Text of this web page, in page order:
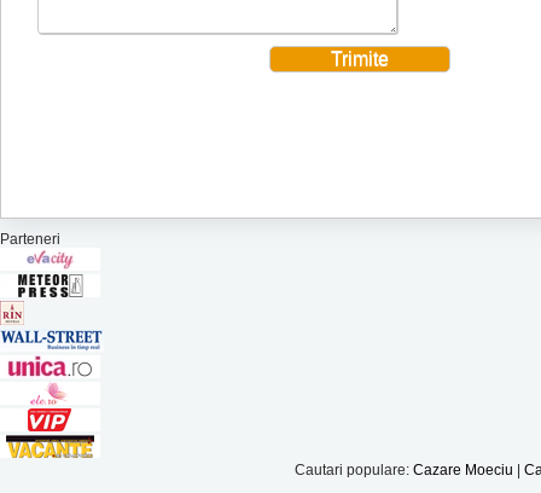
Parteneri
Cautari populare: Cazare Moeciu